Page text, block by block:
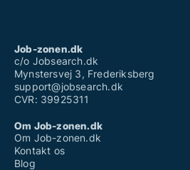
Job-zonen.dk
c/o Jobsearch.dk
Mynstersvej 3, Frederiksberg
support@jobsearch.dk
CVR: 39925311
Om Job-zonen.dk
Om Job-zonen.dk
Kontakt os
Blog